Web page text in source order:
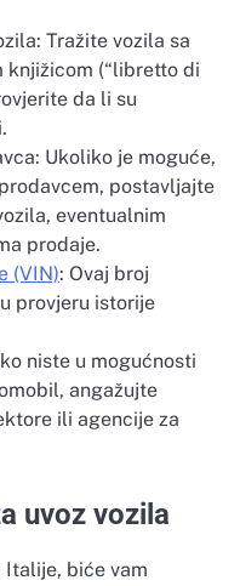
Tražite vozila sa
knjižicom (“libretto di
da li su
Ukoliko je moguće,
postavljajte
eventualnim
prodaje.
(VIN): Ovaj broj
provjeru istorije
niste u mogućnosti
angažujte
ili agencije za
uvoz vozila
Italije, biće vam